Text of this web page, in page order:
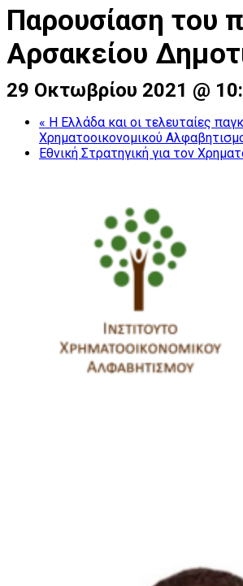
Παρουσίαση του
Αρσακείου
29 Οκτωβρίου 2021 @
« Η Ελλάδα και οι τελευταίες
Χρηματοοικονομικού
Εθνική Στρατηγική για τον